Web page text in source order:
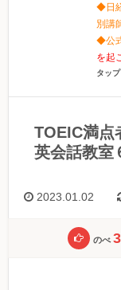
◆日
別講
◆公
を起
タッ
TOEIC満点
英会話教室
2023.01.02
のべ